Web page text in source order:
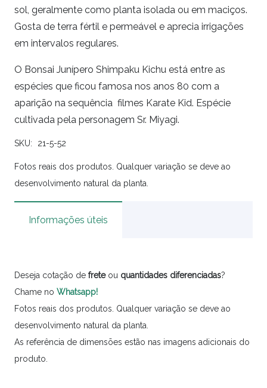
sol, geralmente como planta isolada ou em maciços.
Gosta de terra fértil e permeável e aprecia irrigações
em intervalos regulares.
O Bonsai Junípero Shimpaku Kichu está entre as
espécies que ficou famosa nos anos 80 com a
aparição na sequência filmes Karate Kid. Espécie
cultivada pela personagem Sr. Miyagi.
SKU: 21-5-52
Fotos reais dos produtos. Qualquer variação se deve ao
desenvolvimento natural da planta.
Informações úteis
Deseja cotação de freteou quantidades diferenciadas?
Chame no Whatsapp!
Fotos reais dos produtos. Qualquer variação se deve ao
desenvolvimento natural da planta.
As referência de dimensões estão nas imagens adicionais do
produto.